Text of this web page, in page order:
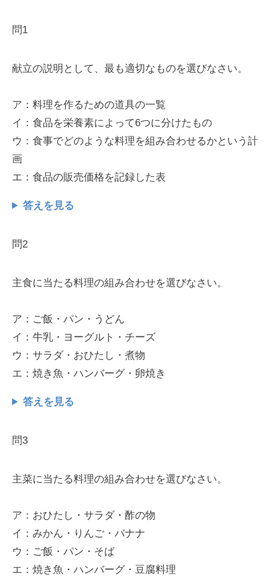
問1
献立の説明として、最も適切なものを選びなさい。
ア：料理を作るための道具の一覧
イ：食品を栄養素によって6つに分けたもの
ウ：食事でどのような料理を組み合わせるかという計
画
エ：食品の販売価格を記録した表
答えを見る
問2
主食に当たる料理の組み合わせを選びなさい。
ア：ご飯・パン・うどん
イ：牛乳・ヨーグルト・チーズ
ウ：サラダ・おひたし・煮物
エ：焼き魚・ハンバーグ・卵焼き
答えを見る
問3
主菜に当たる料理の組み合わせを選びなさい。
ア：おひたし・サラダ・酢の物
イ：みかん・りんご・バナナ
ウ：ご飯・パン・そば
エ：焼き魚・ハンバーグ・豆腐料理